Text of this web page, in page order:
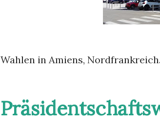
Wahlen in Amiens, Nordfrankreich.